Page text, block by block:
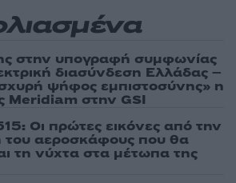
στην υπογραφή συμφωνίας
διασύνδεση Ελλάδας –
ψήφος εμπιστοσύνης» η
Meridiam στην GSI
Οι πρώτες εικόνες από την
του αεροσκάφους που θα
τη νύχτα στα μέτωπα της